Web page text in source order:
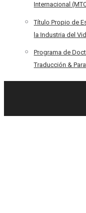
Internacional
Título Propio de
la Industria del
Programa de
Traducción &